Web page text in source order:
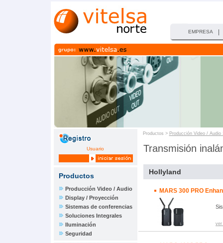
EMPRESA
Usuario
Productos
Producción Video / Audio
Display / Proyección
Sistemas de conferencias
Soluciones Integrales
Iluminación
Seguridad
Productos > Producción Video / Audio
Transmisión
Hollyland
MARS 300 PRO
ver